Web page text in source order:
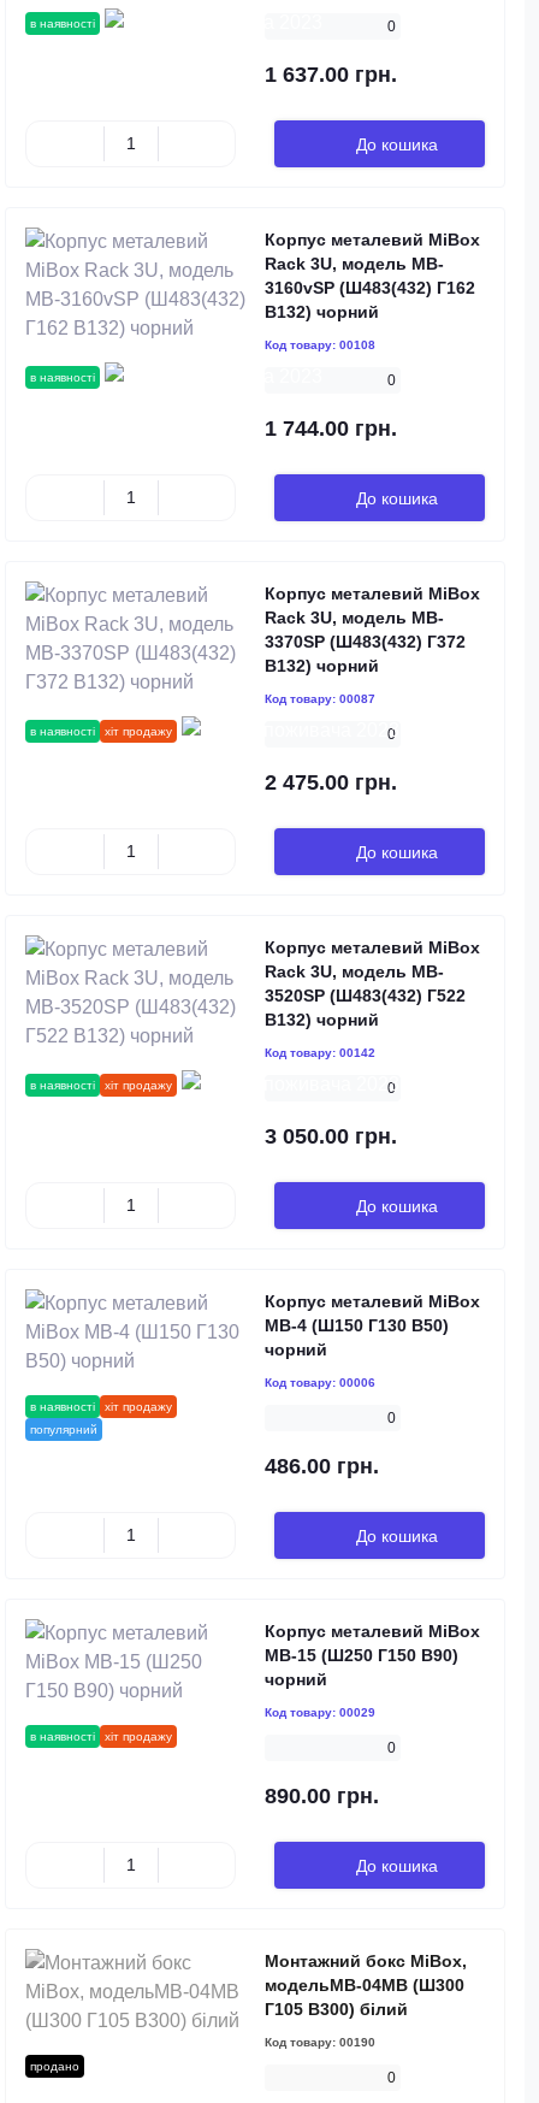
в наявності 0
1 637.00 грн.
До кошика
в наявності
Корпус металевий MiBox
Rack 3U, модель MB-
3160vSP (Ш483(432) Г162
В132) чорний
Код товару: 00108
0
1 744.00 грн.
До кошика
в наявності хіт продажу
Корпус металевий MiBox
Rack 3U, модель MB-
3370SP (Ш483(432) Г372
В132) чорний
Код товару: 00087
0
2 475.00 грн.
До кошика
в наявності хіт продажу
Корпус металевий MiBox
Rack 3U, модель MB-
3520SP (Ш483(432) Г522
В132) чорний
Код товару: 00142
0
3 050.00 грн.
До кошика
в наявності
хіт продажу
популярний
Корпус металевий MiBox
MB-4 (Ш150 Г130 В50)
чорний
Код товару: 00006
0
486.00 грн.
До кошика
в наявності хіт продажу
Корпус металевий MiBox
MB-15 (Ш250 Г150 В90)
чорний
Код товару: 00029
0
890.00 грн.
До кошика
продано
Монтажний бокс MiBox,
модельMB-04MB (Ш300
Г105 В300) білий
Код товару: 00190
0